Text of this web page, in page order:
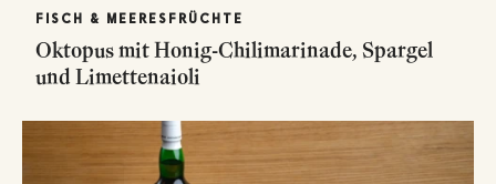
FISCH & MEERESFRÜCHTE
Oktopus mit Honig-Chilimarinade, Spargel
und Limettenaioli